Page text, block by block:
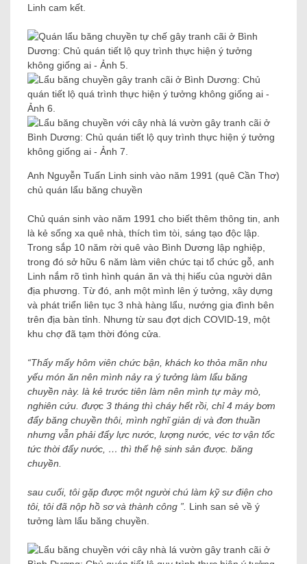
Linh cam kết.
Anh Nguyễn Tuấn Linh sinh vào năm 1991 (quê Cần Thơ)
chủ quán lẩu băng chuyền
Chủ quán sinh vào năm 1991 cho biết thêm thông tin, anh
là kẻ sống xa quê nhà, thích tìm tòi, sáng tạo độc lập.
Trong sắp 10 năm rời quê vào Bình Dương lập nghiệp,
trong đó sở hữu 6 năm làm viên chức tại tổ chức gỗ, anh
Linh nắm rõ tình hình quán ăn và thị hiếu của người dân
địa phương. Từ đó, anh một mình lên ý tưởng, xây dựng
và phát triển liên tục 3 nhà hàng lẩu, nướng gia đình bên
trên địa bàn tỉnh. Nhưng từ sau đợt dịch COVID-19, một
khu chợ đã tạm thời đóng cửa.
“Thấy mấy hôm viên chức bận, khách ko thỏa mãn nhu
yếu món ăn nên mình nảy ra ý tưởng làm lẩu băng
chuyền này. là kẻ trước tiên làm nên mình tự mày mò,
nghiên cứu. được 3 tháng thì cháy hết rồi, chỉ 4 máy bơm
đẩy băng chuyền thôi, mình nghĩ giản dị và đơn thuần
nhưng vẫn phải đẩy lực nước, lượng nước, véc tơ vận tốc
tức thời đẩy nước, … thì thế hệ sinh sản được. băng
chuyền.
sau cuối, tôi gặp được một người chú làm kỹ sư điện cho
tôi, tôi đã nộp hồ sơ và thành công ”. Linh san sẻ về ý
tưởng làm lẩu băng chuyền.